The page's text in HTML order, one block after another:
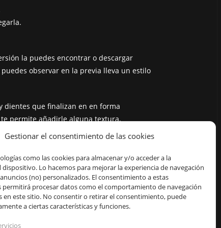
Gestionar el consentimiento de las cookies
como las cookies para almacenar y/o acceder a la
Lo hacemos para mejorar la experiencia de navegación
(no) personalizados. El consentimiento a estas
permitirá procesar datos como el comportamiento de navegación
en este sitio. No consentir o retirar el consentimiento, puede
a ciertas características y funciones.
la puedes encontrar o descargar
observar en la previa lleva un estilo
dientes que finalizan en en forma
permite añadirle alguna textura,
el boceto fue creado por mi esposo Alex,
tiene mandíbula, ya que